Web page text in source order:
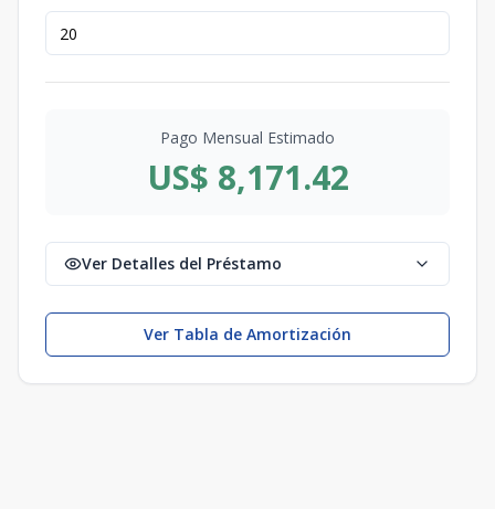
Pago Mensual Estimado
US$ 8,171.42
Ver Detalles del Préstamo
Ver Tabla de Amortización